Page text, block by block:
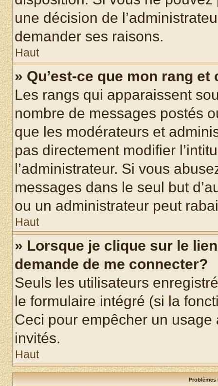
une décision de
demander ses raisons.
Haut
» Qu’est-ce que mon rang
Les rangs qui apparaissent
nombre de messages postés
que les modérateurs et
pas directement modifier
l’administrateur. Si vous
messages dans le seul but
ou un administrateur peut
Haut
» Lorsque je clique sur le
demande de me connecter?
Seuls les utilisateurs
le formulaire intégré (si la
Ceci pour empêcher un
invités.
Haut
Problèmes